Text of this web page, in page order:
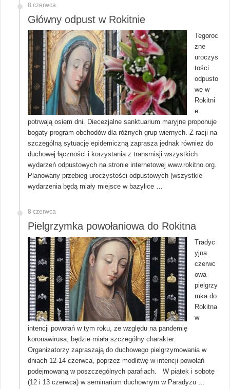
8 czerwca
Główny odpust w Rokitnie
Tegoroc
zne
uroczys
tości
odpusto
we w
Rokitni
e
potrwają osiem dni. Diecezjalne sanktuarium maryjne proponuje
bogaty program obchodów dla różnych grup wiernych. Z racji na
szczególną sytuację epidemiczną zaprasza jednak również do
duchowej łączności i korzystania z transmisji wszystkich
wydarzeń odpustowych na stronie internetowej www.rokitno.org.
Planowany przebieg uroczystości odpustowych (wszystkie
wydarzenia będą miały miejsce w bazylice …
8 czerwca
Pielgrzymka powołaniowa do Rokitna
Tradyc
yjna
czerwc
owa
pielgrzy
mka do
Rokitna
w
intencji powołań w tym roku, ze względu na pandemię
koronawirusa, będzie miała szczególny charakter.
Organizatorzy zapraszają do duchowego pielgrzymowania w
dniach 12-14 czerwca, poprzez modlitwę w intencji powołań
podejmowaną w poszczególnych parafiach. W piątek i sobotę
(12 i 13 czerwca) w seminarium duchownym w Paradyżu …